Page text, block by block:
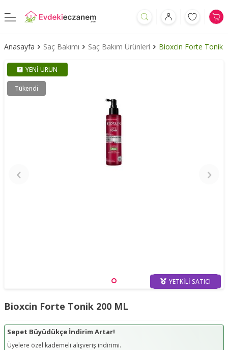
Anasayfa Saç Bakımı Saç Bakım Ürünleri Bioxcin Forte Tonik
YENI ÜRÜN
Tükendi
YETKILI SATICI
Bioxcin Forte Tonik 200 ML
Sepet Büyüdükçe İndirim Artar!
Üyelere özel kademeli alışveriş indirimi.